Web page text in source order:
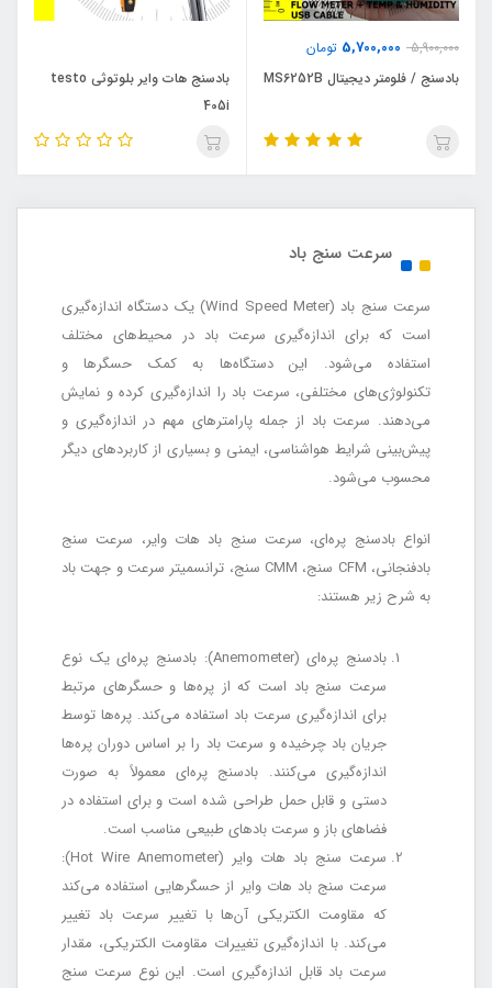
5,900,000
5,700,000 تومان
بادسنج / فلومتر دیجیتال MS6252B
بادسنج هات وایر بلوتوثی testo
405i
سرعت سنج باد
سرعت سنج باد (Wind Speed Meter) یک دستگاه اندازه‌گیری
است که برای اندازه‌گیری سرعت باد در محیط‌های مختلف
استفاده می‌شود. این دستگاه‌ها به کمک حسگرها و
تکنولوژی‌های مختلفی، سرعت باد را اندازه‌گیری کرده و نمایش
می‌دهند. سرعت باد از جمله پارامترهای مهم در اندازه‌گیری و
پیش‌بینی شرایط هواشناسی، ایمنی و بسیاری از کاربردهای دیگر
محسوب می‌شود.
انواع بادسنج پره‌ای، سرعت سنج باد هات وایر، سرعت سنج
بادفنجانی، CFM سنج، CMM سنج، ترانسمیتر سرعت و جهت باد
به شرح زیر هستند:
بادسنج پره‌ای (Anemometer): بادسنج پره‌ای یک نوع
سرعت سنج باد است که از پره‌ها و حسگرهای مرتبط
برای اندازه‌گیری سرعت باد استفاده می‌کند. پره‌ها توسط
جریان باد چرخیده و سرعت باد را بر اساس دوران پره‌ها
اندازه‌گیری می‌کنند. بادسنج پره‌ای معمولاً به صورت
دستی و قابل حمل طراحی شده است و برای استفاده در
فضاهای باز و سرعت بادهای طبیعی مناسب است.
سرعت سنج باد هات وایر (Hot Wire Anemometer):
سرعت سنج باد هات وایر از حسگرهایی استفاده می‌کند
که مقاومت الکتریکی آن‌ها با تغییر سرعت باد تغییر
می‌کند. با اندازه‌گیری تغییرات مقاومت الکتریکی، مقدار
سرعت باد قابل اندازه‌گیری است. این نوع سرعت سنج